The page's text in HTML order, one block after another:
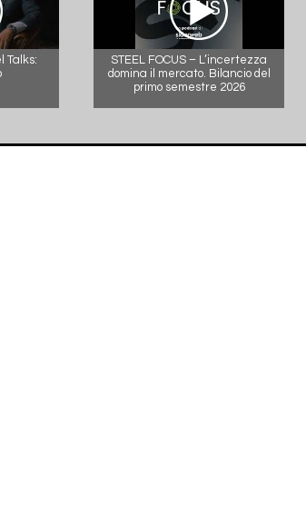
Talks:
STEEL FOCUS – L’incertezza
domina il mercato. Bilancio del
primo semestre 2026